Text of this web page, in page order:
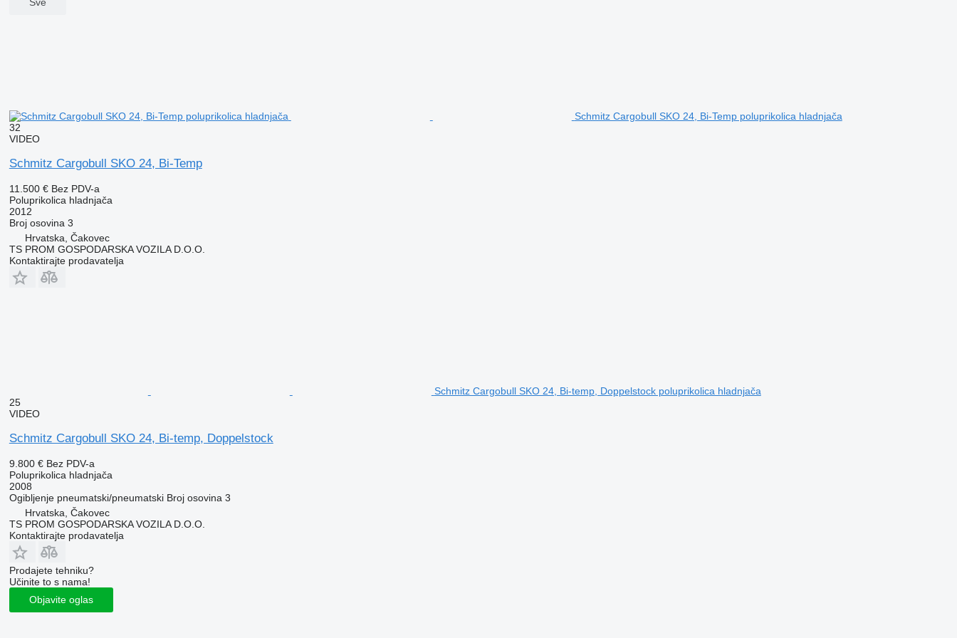
Sve
Schmitz Cargobull SKO 24, Bi-Temp poluprikolica hladnjača
32
VIDEO
Schmitz Cargobull SKO 24, Bi-Temp
11.500 € Bez PDV-a
Poluprikolica hladnjača
2012
Broj osovina 3
Hrvatska, Čakovec
TS PROM GOSPODARSKA VOZILA D.O.O.
Kontaktirajte prodavatelja
Schmitz Cargobull SKO 24, Bi-temp, Doppelstock poluprikolica hladnjača
25
VIDEO
Schmitz Cargobull SKO 24, Bi-temp, Doppelstock
9.800 € Bez PDV-a
Poluprikolica hladnjača
2008
Ogibljenje pneumatski/pneumatski Broj osovina 3
Hrvatska, Čakovec
TS PROM GOSPODARSKA VOZILA D.O.O.
Kontaktirajte prodavatelja
Prodajete tehniku?
Učinite to s nama!
Objavite oglas